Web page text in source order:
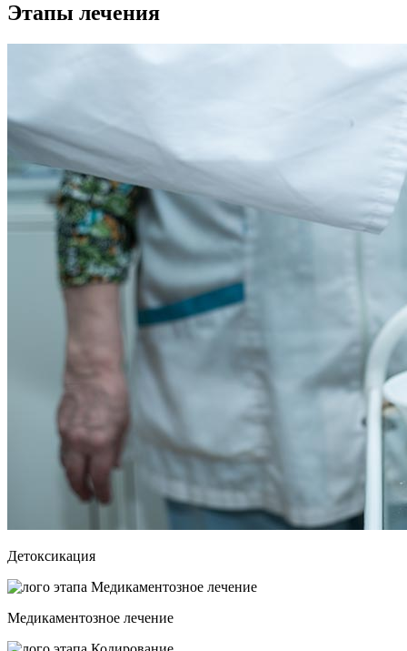
Этапы лечения
Детоксикация
Медикаментозное лечение